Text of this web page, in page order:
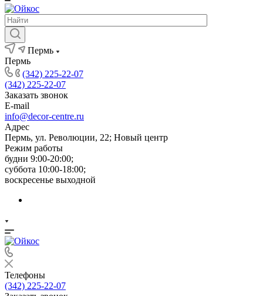
Пермь
Пермь
(342) 225-22-07
(342) 225-22-07
Заказать звонок
E-mail
info@decor-centre.ru
Адрес
Пермь, ул. Революции, 22; Новый центр
Режим работы
будни 9:00-20:00;
суббота 10:00-18:00;
воскресенье выходной
Телефоны
(342) 225-22-07